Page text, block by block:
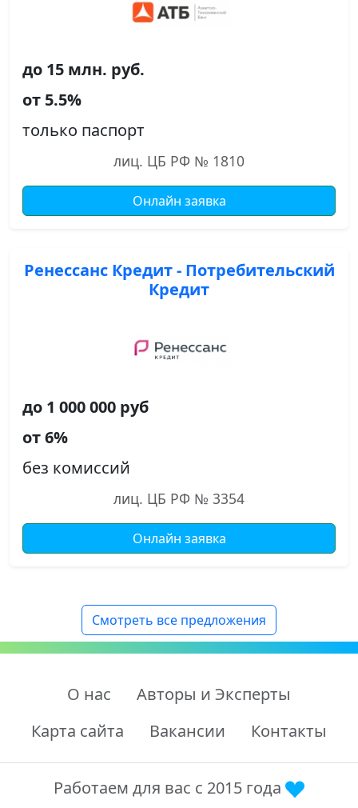
до 15 млн. руб.
от 5.5%
только паспорт
лиц. ЦБ РФ № 1810
Онлайн заявка
Ренессанс Кредит - Потребительский
Кредит
до 1 000 000 руб
от 6%
без комиссий
лиц. ЦБ РФ № 3354
Онлайн заявка
Смотреть все предложения
О нас
Авторы и Эксперты
Карта сайта
Вакансии Контакты
Работаем для вас с 2015 года